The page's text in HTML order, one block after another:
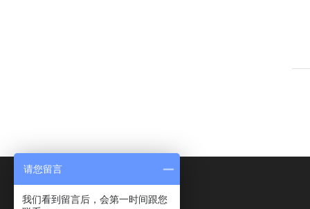
油液分析网
请您留言
我们看到留言后，会第一时间跟您